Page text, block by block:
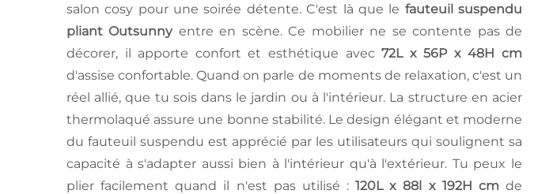
salon cosy pour une soirée détente. C'est là que le fauteuil suspendu
pliant Outsunnyentre en scène. Ce mobilier ne se contente pas de
décorer, il apporte confort et esthétique avec72L x 56P x 48H cm
d'assise confortable. Quand on parle de moments de relaxation, c'est un
réel allié, que tu sois dans le jardin ou à l'intérieur. La structure en acier
thermolaqué assure une bonne stabilité. Le design élégant et moderne
du fauteuil suspendu est apprécié par les utilisateurs qui soulignent sa
capacité à s'adapter aussi bien à l'intérieur qu'à l'extérieur. Tu peux le
plier facilement quand il n'est pas utilisé :120L x 88l x 192H cm de